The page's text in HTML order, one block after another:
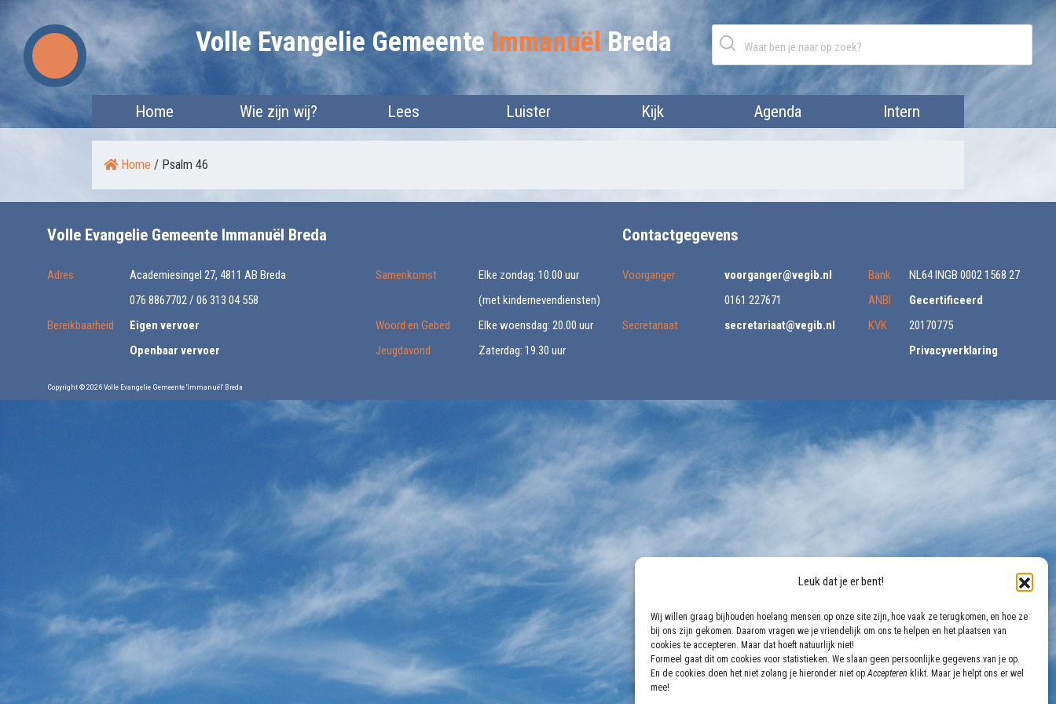
Leuk dat je er bent!
Wij willen graag bijhouden hoelang mensen op onze site zijn, hoe vaak ze terugkomen, en hoe ze
bij ons zijn gekomen. Daarom vragen we je vriendelijk om ons te helpen en het plaatsen van
cookies te accepteren. Maar dat hoeft natuurlijk niet!
Formeel gaat dit om cookies voor statistieken. We slaan geen persoonlijke gegevens van je op.
En de cookies doen het niet zolang je hieronder niet opAccepteren klikt. Maar je helpt ons er wel
mee!
Skip
to
content
Volle Evangelie Gemeente Immanuël Breda
Home Wie zijn wij? Lees Luister Kijk Agenda Intern
Home / Psalm 46
Volle Evangelie Gemeente Immanuël Breda
Adres
Academiesingel 27, 4811 AB Breda
076 8867702 / 06 313 04 558
Bereikbaarheid
Eigen vervoer
Openbaar vervoer
Samenkomst
Elke zondag: 10.00 uur
(met kindernevendiensten)
Woord en Gebed
Elke woensdag: 20.00 uur
Jeugdavond
Zaterdag: 19.30 uur
Contactgegevens
Voorganger
voorganger@vegib.nl
0161 227671
Secretariaat
secretariaat@vegib.nl
Bank
NL64 INGB 0002 1568 27
ANBI
Gecertificeerd
KVK
20170775
Privacyverklaring
Copyright © 2026 Volle Evangelie Gemeente 'Immanuël' Breda